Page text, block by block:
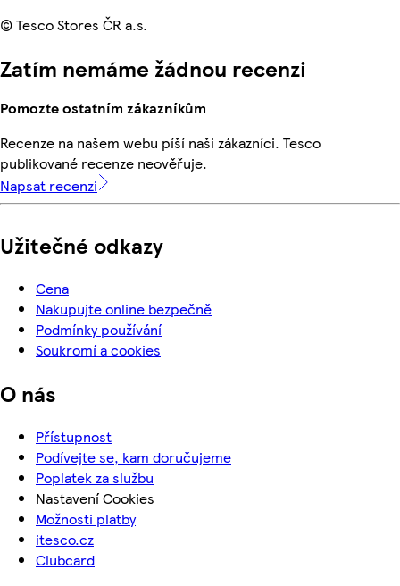
© Tesco Stores ČR a.s.
Zatím nemáme žádnou recenzi
Pomozte ostatním zákazníkům
Recenze na našem webu píší naši zákazníci. Tesco
publikované recenze neověřuje.
Napsat recenzi
Užitečné odkazy
Cena
Nakupujte online bezpečně
Podmínky používání
Soukromí a cookies
O nás
Přístupnost
Podívejte se, kam doručujeme
Poplatek za službu
Nastavení Cookies
Možnosti platby
itesco.cz
Clubcard